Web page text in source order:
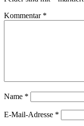
Kommentar *
Name *
E-Mail-Adresse *